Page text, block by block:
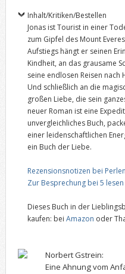
Inhalt/Kritiken/Bestellen
Jonas ist Tourist in einer
zum Gipfel des Mount
Aufstiegs hängt er seinen
Kindheit, an das grausame
seine endlosen Reisen nach
Und schließlich an die
großen Liebe, die sein
neuer Roman ist eine
unvergleichliches Buch,
einer leidenschaftlichen
ein Buch der Liebe.
Rezensionsnotizen bei
Zur Besprechung bei 5
Dieses Buch in der
kaufen: bei Amazon oder
Norbert Gstrein:
Eine Ahnung vom